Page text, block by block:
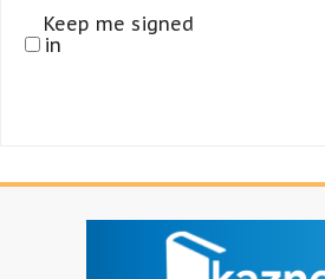
Keep me signed
in